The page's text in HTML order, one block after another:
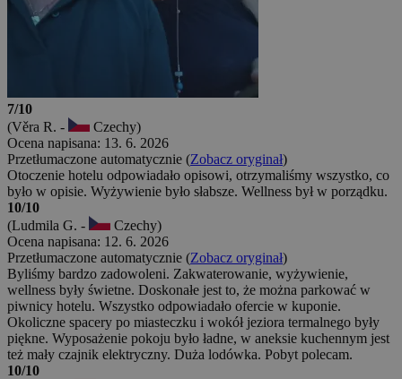
7/10
(Věra R. -
Czechy)
Ocena napisana: 13. 6. 2026
Przetłumaczone automatycznie (Zobacz oryginał)
Otoczenie hotelu odpowiadało opisowi, otrzymaliśmy wszystko, co
było w opisie. Wyżywienie było słabsze. Wellness był w porządku.
10/10
(Ludmila G. -
Czechy)
Ocena napisana: 12. 6. 2026
Przetłumaczone automatycznie (Zobacz oryginał)
Byliśmy bardzo zadowoleni. Zakwaterowanie, wyżywienie,
wellness były świetne. Doskonałe jest to, że można parkować w
piwnicy hotelu. Wszystko odpowiadało ofercie w kuponie.
Okoliczne spacery po miasteczku i wokół jeziora termalnego były
piękne. Wyposażenie pokoju było ładne, w aneksie kuchennym jest
też mały czajnik elektryczny. Duża lodówka. Pobyt polecam.
10/10